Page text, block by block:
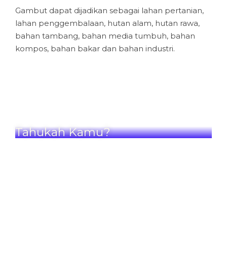
Gambut dapat dijadikan sebagai lahan pertanian,
lahan penggembalaan, hutan alam, hutan rawa,
bahan tambang, bahan media tumbuh, bahan
kompos, bahan bakar dan bahan industri.
Tahukah Kamu?